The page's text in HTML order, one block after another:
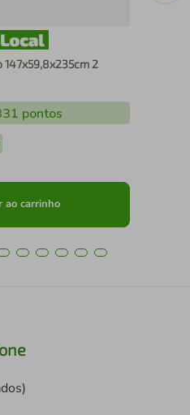
2
pontos
ao carrinho